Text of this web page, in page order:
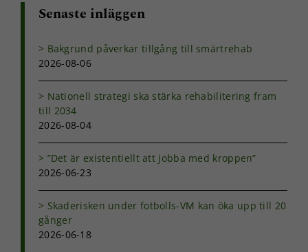
Senaste inläggen
Bakgrund påverkar tillgång till smärtrehab
2026-08-06
Nationell strategi ska stärka rehabilitering fram
till 2034
2026-08-04
”Det är existentiellt att jobba med kroppen”
2026-06-23
Skaderisken under fotbolls-VM kan öka upp till 20
gånger
2026-06-18